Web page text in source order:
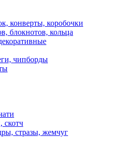
конверты, коробочки
блокнотов, кольца
чипборды
скотч
стразы, жемчуг